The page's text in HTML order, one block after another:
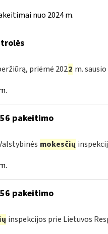
nuo 2024 m.
priėmė 2022 m.
pakeitimo
mokesčių
pakeitimo
inspekcijos prie Lietuvos